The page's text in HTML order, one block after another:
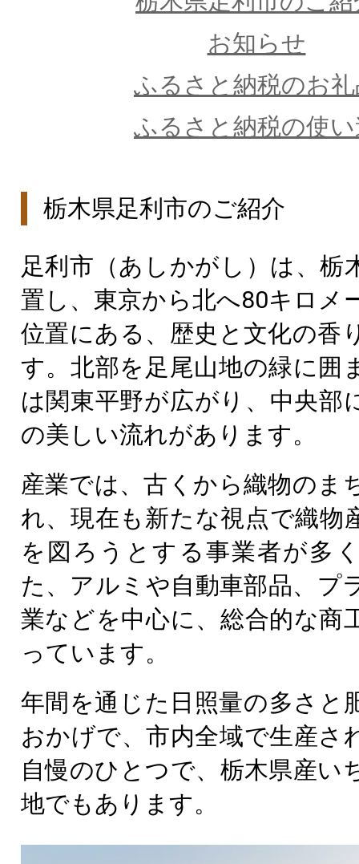
お知らせ
ふるさと納税のお
ふるさと納税の使
栃木県足利市のご紹介
足利市（あしかがし）は、栃
置し、東京から北へ80キロメ
位置にある、歴史と文化の香
す。北部を足尾山地の緑に囲
は関東平野が広がり、中央部
の美しい流れがあります。
産業では、古くから織物のま
れ、現在も新たな視点で織物
を図ろうとする事業者が多
た、アルミや自動車部品、プ
業などを中心に、総合的な商
っています。
年間を通じた日照量の多さと
おかげで、市内全域で生産さ
自慢のひとつで、栃木県産い
地でもあります。